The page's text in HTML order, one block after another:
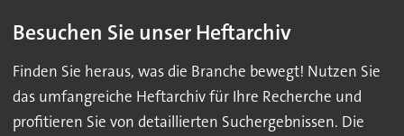
Besuchen Sie unser Heftarchiv
Finden Sie heraus, was die Branche bewegt! Nutzen Sie
das umfangreiche Heftarchiv für Ihre Recherche und
profitieren Sie von detaillierten Suchergebnissen. Die